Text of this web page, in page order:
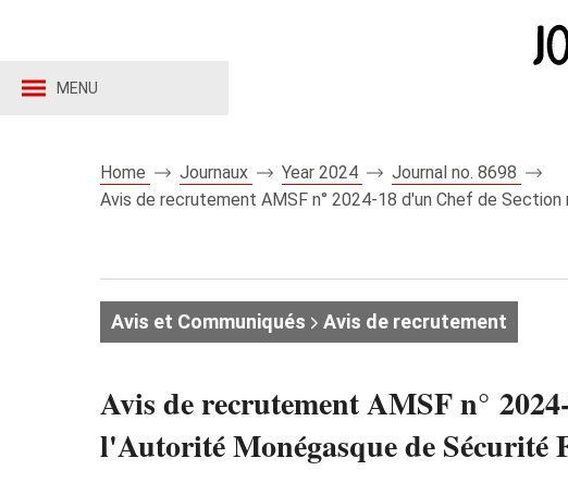
MENU
Home Journaux Year 2024
Journal no. 8698
Avis de recrutement AMSF n° 2024‑18 d'un Chef de
Avis et Communiqués Avis de recrutement
Avis de recrutement AMSF n°
l'Autorité Monégasque de Sécurité